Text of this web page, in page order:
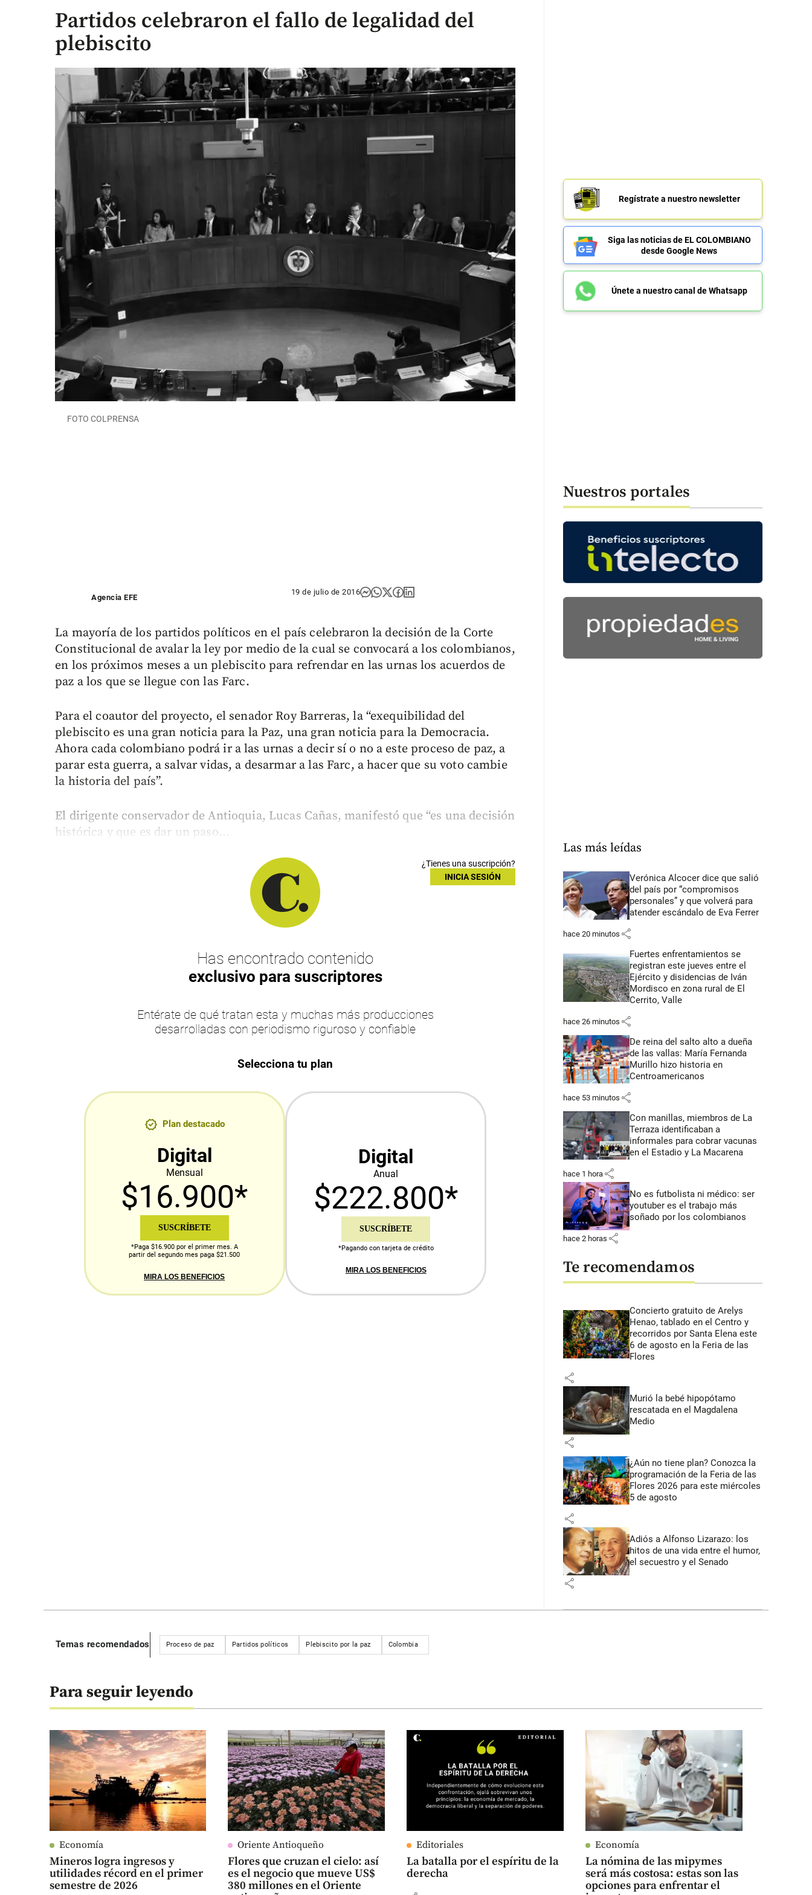
Partidos celebraron el fallo de legalidad del
plebiscito
FOTO COLPRENSA
Agencia EFE
19 de julio de 2016
La mayoría de los partidos políticos en el país celebraron la decisión de la Corte
Constitucional de avalar la ley por medio de la cual se convocará a los colombianos,
en los próximos meses a un plebiscito para refrendar en las urnas los acuerdos de
paz a los que se llegue con las Farc.
Para el coautor del proyecto, el senador Roy Barreras, la “exequibilidad del
plebiscito es una gran noticia para la Paz, una gran noticia para la Democracia.
Ahora cada colombiano podrá ir a las urnas a decir sí o no a este proceso de paz, a
parar esta guerra, a salvar vidas, a desarmar a las Farc, a hacer que su voto cambie
la historia del país”.
El dirigente conservador de Antioquia, Lucas Cañas, manifestó que “es una decisión
histórica y que es dar un paso...
¿Tienes una suscripción?
INICIA SESIÓN
Has encontrado contenido
exclusivo para suscriptores
Entérate de qué tratan esta y muchas más producciones
desarrolladas con periodismo riguroso y confiable
Selecciona tu plan
Plan destacado
Digital
Mensual
$16.900*
SUSCRÍBETE
*Paga $16.900 por el primer mes. A
partir del segundo mes paga $21.500
MIRA LOS BENEFICIOS
Digital
Anual
$222.800*
SUSCRÍBETE
*Pagando con tarjeta de crédito
MIRA LOS BENEFICIOS
Regístrate a nuestro newsletter
Siga las noticias de EL COLOMBIANO
desde Google News
Únete a nuestro canal de Whatsapp
Nuestros portales
Las más leídas
Verónica Alcocer dice que salió
del país por “compromisos
personales” y que volverá para
atender escándalo de Eva Ferrer
hace 20 minutos share
Fuertes enfrentamientos se
registran este jueves entre el
Ejército y disidencias de Iván
Mordisco en zona rural de El
Cerrito, Valle
hace 26 minutos share
De reina del salto alto a dueña
de las vallas: María Fernanda
Murillo hizo historia en
Centroamericanos
hace 53 minutos share
Con manillas, miembros de La
Terraza identificaban a
informales para cobrar vacunas
en el Estadio y La Macarena
hace 1 hora share
No es futbolista ni médico: ser
youtuber es el trabajo más
soñado por los colombianos
hace 2 horas share
Te recomendamos
Concierto gratuito de Arelys
Henao, tablado en el Centro y
recorridos por Santa Elena este
6 de agosto en la Feria de las
Flores
share
Murió la bebé hipopótamo
rescatada en el Magdalena
Medio
share
¿Aún no tiene plan? Conozca la
programación de la Feria de las
Flores 2026 para este miércoles
5 de agosto
share
Adiós a Alfonso Lizarazo: los
hitos de una vida entre el humor,
el secuestro y el Senado
share
Temas recomendados Proceso de paz Partidos políticos Plebiscito por la paz Colombia
Para seguir leyendo
Economía
Mineros logra ingresos y
utilidades récord en el primer
semestre de 2026
Oriente Antioqueño
Flores que cruzan el cielo: así
es el negocio que mueve US$
380 millones en el Oriente
Editoriales
La batalla por el espíritu de la
derecha
Economía
La nómina de las mipymes
será más costosa: estas son las
opciones para enfrentar el